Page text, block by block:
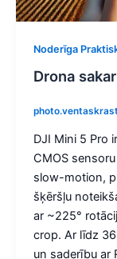
Noderīga
Drona
DJI Mini 5 Pro
CMOS
slow-motion,
šķēršļu
ar ~225°
crop. Ar līdz
un saderību ar